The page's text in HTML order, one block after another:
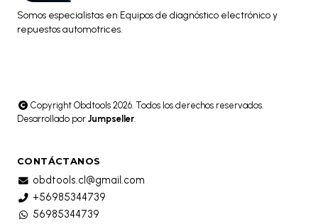
Somos especialistas en Equipos de diagnóstico electrónico y
repuestos automotrices.
Copyright Obdtools 2026. Todos los derechos reservados.
Desarrollado por Jumpseller.
CONTÁCTANOS
obdtools.cl@gmail.com
+56985344739
56985344739